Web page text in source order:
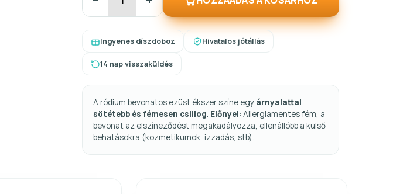
Ingyenes díszdoboz Hivatalos jótállás
14 nap visszaküldés
A ródium bevonatos ezüst ékszer színe egy árnyalattal
sötétebb és fémesen csillog. Előnyei: Allergiamentes fém, a
bevonat az elszíneződést megakadályozza, ellenállóbb a külső
behatásokra (kozmetikumok, izzadás, stb).